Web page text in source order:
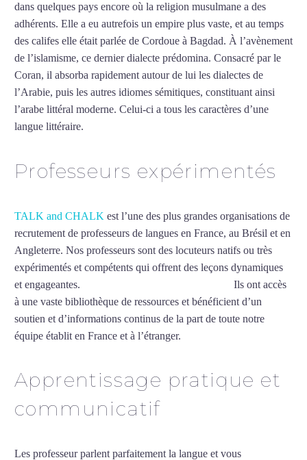
dans quelques pays encore où la religion musulmane a des
adhérents. Elle a eu autrefois un empire plus vaste, et au temps
des califes elle était parlée de Cordoue à Bagdad. À l’avènement
de l’islamisme, ce dernier dialecte prédomina. Consacré par le
Coran, il absorba rapidement autour de lui les dialectes de
l’Arabie, puis les autres idiomes sémitiques, constituant ainsi
l’arabe littéral moderne. Celui-ci a tous les caractères d’une
langue littéraire.
Professeurs expérimentés
TALK and CHALK est l’une des plus grandes organisations de
recrutement de professeurs de langues en France, au Brésil et en
Angleterre. Nos professeurs sont des locuteurs natifs ou très
expérimentés et compétents qui offrent des leçons dynamiques
et engageantes.
Ils ont accès
à une vaste bibliothèque de ressources et bénéficient d’un
soutien et d’informations continus de la part de toute notre
équipe établit en France et à l’étranger.
Apprentissage pratique et
communicatif
Les professeur parlent parfaitement la langue et vous